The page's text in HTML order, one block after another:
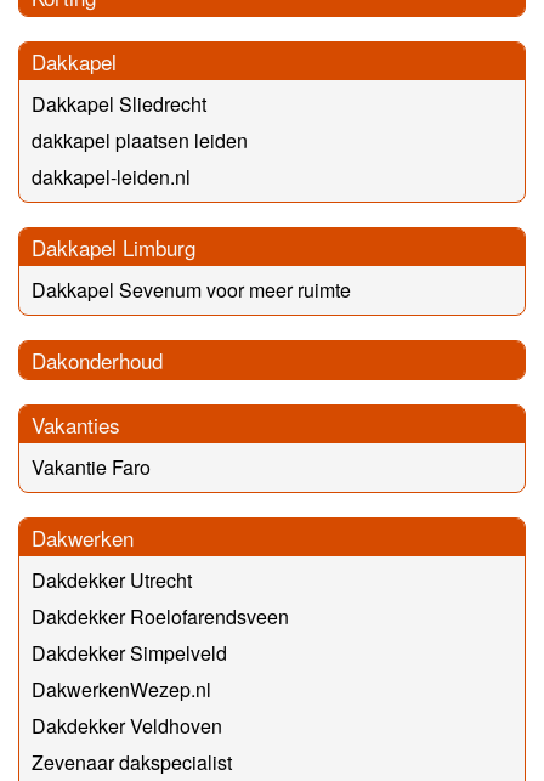
Dakkapel
Dakkapel Sliedrecht
dakkapel plaatsen leiden
dakkapel-leiden.nl
Dakkapel Limburg
Dakkapel Sevenum voor meer ruimte
Dakonderhoud
Vakanties
Vakantie Faro
Dakwerken
Dakdekker Utrecht
Dakdekker Roelofarendsveen
Dakdekker Simpelveld
DakwerkenWezep.nl
Dakdekker Veldhoven
Zevenaar dakspecialist